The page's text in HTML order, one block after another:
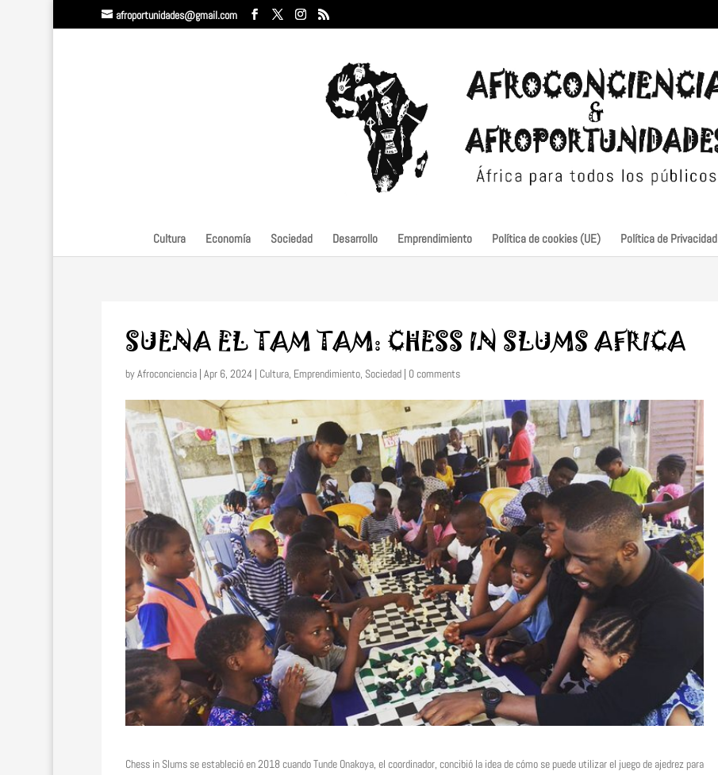
afroportunidades@gmail.com
Cultura Economía Sociedad Desarrollo Emprendimiento Política de cookies (UE) Política de Privacidad
SUENA EL TAM TAM: CHESS IN SLUMS AFRICA
byAfroconciencia| Apr 6, 2024 | Cultura, Emprendimiento, Sociedad| 0 comments
Chess in Slums se estableció en 2018 cuando Tunde Onakoya, el coordinador, concibió la idea de cómo se puede utilizar el juego de ajedrez para